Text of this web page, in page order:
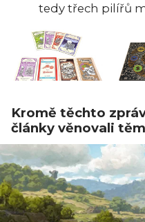
tedy třech pilířů
Kromě těchto
články věnovali